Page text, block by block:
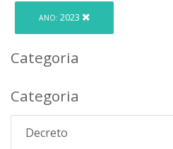
ANO: 2023
Categoria
Categoria
Decreto